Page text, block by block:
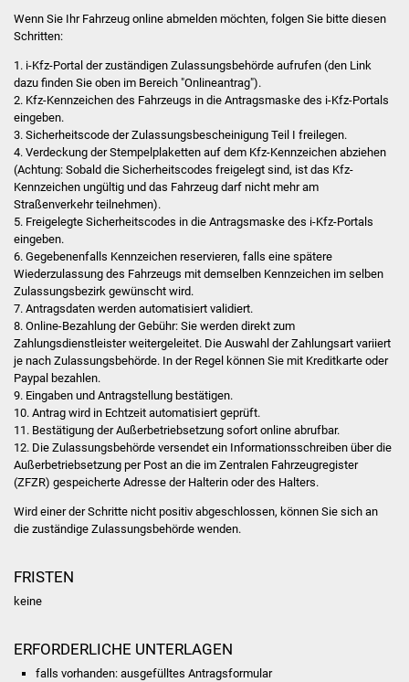
Formulare
Bürgerinfos
Schulen
Kindergärten
Volkshochschule
Soziale Einrichtungen
Kirchen
Lokale Agenda
Jugendhaus
Suenergie
Wenn Sie Ihr Fahrzeug online abmelden möchten, folgen Sie bitte diesen
Schritten:
1. i-Kfz-Portal der zuständigen Zulassungsbehörde aufrufen (den Link
dazu finden Sie oben im Bereich "Onlineantrag").
2. Kfz-Kennzeichen des Fahrzeugs in die Antragsmaske des i-Kfz-Portals
eingeben.
3. Sicherheitscode der Zulassungsbescheinigung Teil I freilegen.
4. Verdeckung der Stempelplaketten auf dem Kfz-Kennzeichen abziehen
(Achtung: Sobald die Sicherheitscodes freigelegt sind, ist das Kfz-
Kennzeichen ungültig und das Fahrzeug darf nicht mehr am
Straßenverkehr teilnehmen).
5. Freigelegte Sicherheitscodes in die Antragsmaske des i-Kfz-Portals
eingeben.
6. Gegebenenfalls Kennzeichen reservieren, falls eine spätere
Wiederzulassung des Fahrzeugs mit demselben Kennzeichen im selben
Zulassungsbezirk gewünscht wird.
7. Antragsdaten werden automatisiert validiert.
8. Online-Bezahlung der Gebühr: Sie werden direkt zum
Zahlungsdienstleister weitergeleitet. Die Auswahl der Zahlungsart variiert
je nach Zulassungsbehörde. In der Regel können Sie mit Kreditkarte oder
Paypal bezahlen.
9. Eingaben und Antragstellung bestätigen.
10. Antrag wird in Echtzeit automatisiert geprüft.
11. Bestätigung der Außerbetriebsetzung sofort online abrufbar.
12. Die Zulassungsbehörde versendet ein Informationsschreiben über die
Außerbetriebsetzung per Post an die im Zentralen Fahrzeugregister
(ZFZR) gespeicherte Adresse der Halterin oder des Halters.
Wird einer der Schritte nicht positiv abgeschlossen, können Sie sich an
die zuständige Zulassungsbehörde wenden.
FRISTEN
keine
ERFORDERLICHE UNTERLAGEN
falls vorhanden: ausgefülltes Antragsformular